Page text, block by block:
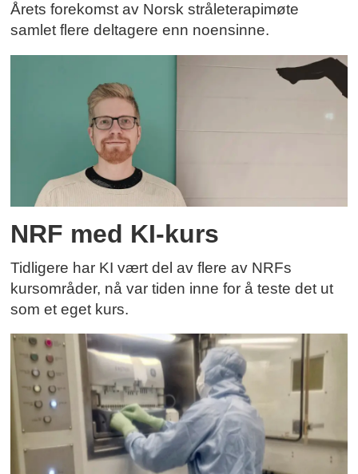
Årets forekomst av Norsk stråleterapimøte
samlet flere deltagere enn noensinne.
NRF med KI-kurs
Tidligere har KI vært del av flere av NRFs
kursområder, nå var tiden inne for å teste det ut
som et eget kurs.